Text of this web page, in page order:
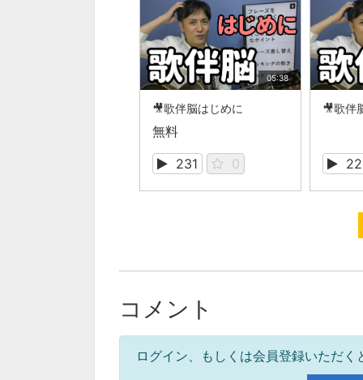
05:38
🎥歌伴脳はじめに
無料
231
0
🎥歌伴
コメント
ログイン、もしくは会員登録いただ